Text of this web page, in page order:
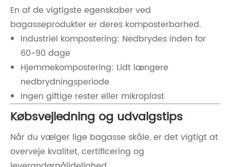
En af de vigtigste egenskaber ved
bagasseprodukter er deres komposterbarhed.
Industriel kompostering: Nedbrydes inden for
60-90 dage
Hjemmekompostering: Lidt længere
nedbrydningsperiode
Ingen giftige rester eller mikroplast
Købsvejledning og udvalgstips
Når du vælger lige bagasse skåle, er det vigtigt at
overveje kvalitet, certificering og